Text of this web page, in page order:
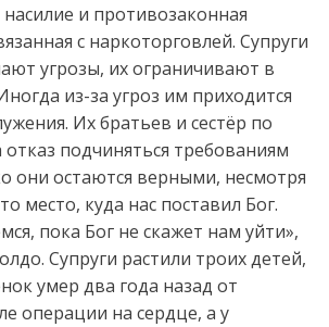
и противозаконная
с наркоторговлей. Супруги
угрозы, их ограничивают в
из-за угроз им приходится
Их братьев и сестёр по
подчиняться требованиям
они остаются верными, несмотря
место, куда нас поставил Бог.
пока Бог не скажет нам уйти»,
Супруги растили троих детей,
умер два года назад от
операции на сердце, а у